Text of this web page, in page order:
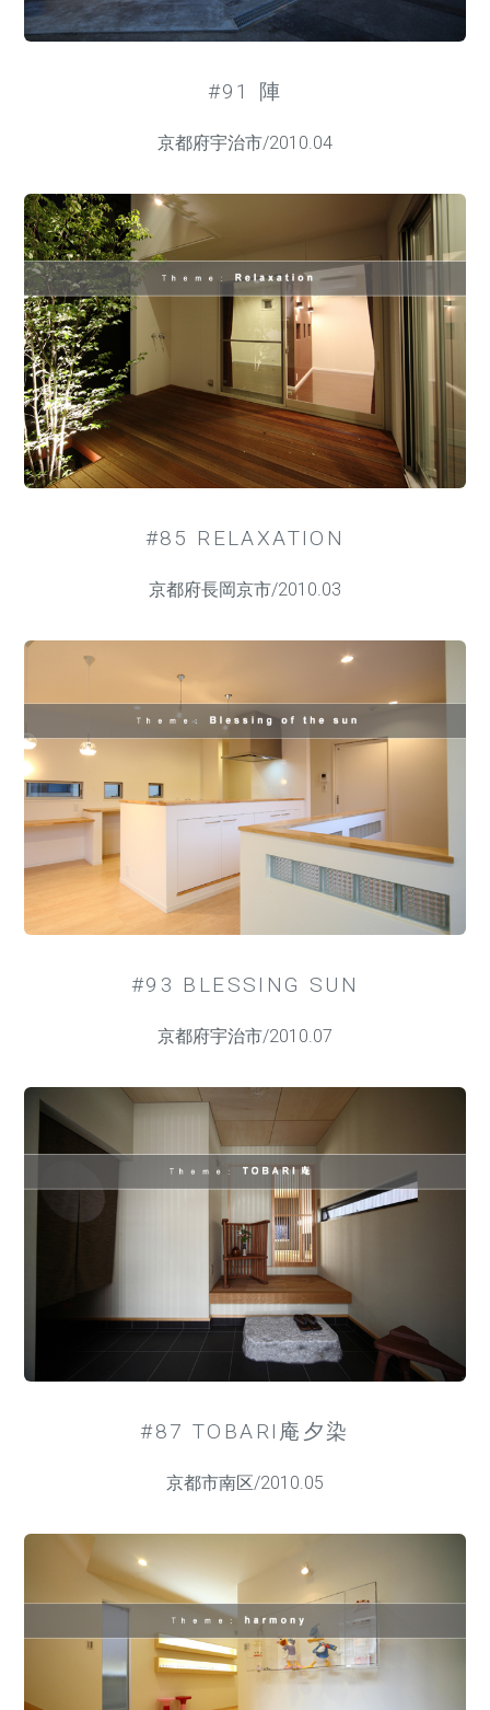
#91 陣
京都府宇治市/2010.04
#85 RELAXATION
京都府長岡京市/2010.03
#93 BLESSING SUN
京都府宇治市/2010.07
#87 TOBARI庵夕染
京都市南区/2010.05